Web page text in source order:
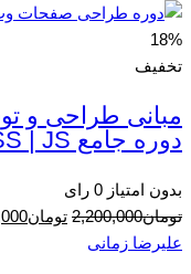
18%
تخفیف
مبانی طراحی و
دوره جامع HTML | CSS | JS
بدون امتیاز 0 رای
تومان2,200,000 قیمت
تومان
علیرضا زمانی